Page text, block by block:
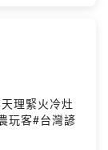
理緊火冷灶
玩客#台灣諺